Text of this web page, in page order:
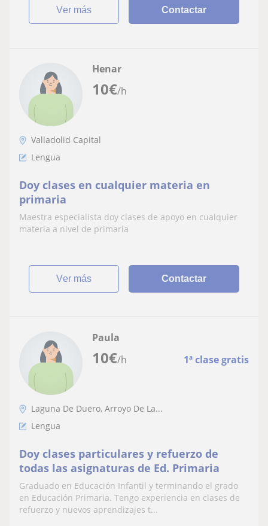
ver más Contactar
10€/h
Henar
Valladolid Capital
Lengua
Doy clases en cualquier materia en
primaria
Maestra especialista doy clases de apoyo en cualquier
materia a nivel de primaria
ver más Contactar
10€/h 1ª clase gratis
Paula
Laguna De Duero, Arroyo De La...
Lengua
Doy clases particulares y refuerzo de
todas las asignaturas de Ed. Primaria
Graduado en Educación Infantil y terminando el grado
en Educación Primaria. Tengo experiencia en clases de
refuerzo y nuevos aprendizajes t...